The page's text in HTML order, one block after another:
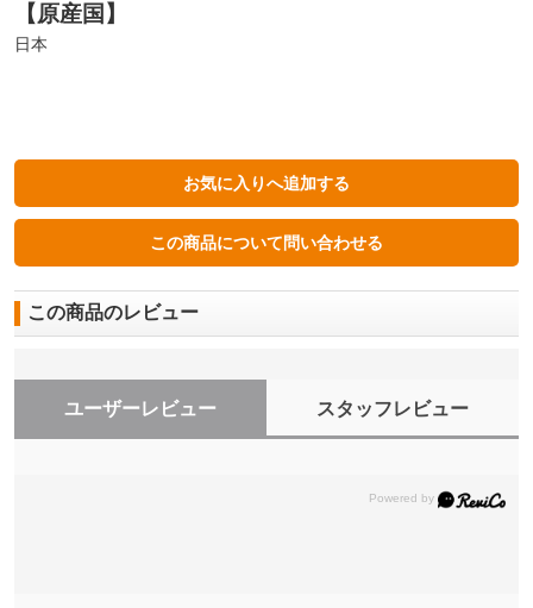
【原産国】
日本
この商品のレビュー
ユーザーレビュー スタッフレビュー